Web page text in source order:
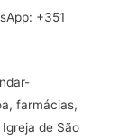
+351
farmácias,
de São